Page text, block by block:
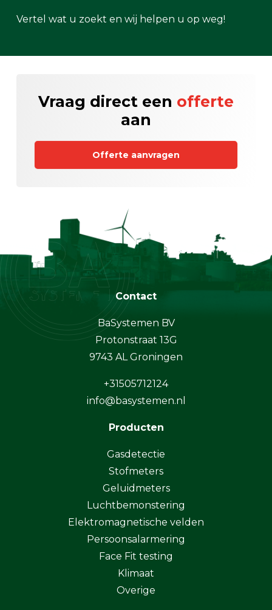
Vertel wat u zoekt en wij helpen u op weg!
Vraag direct een offerte
aan
Offerte aanvragen
Contact
BaSystemen BV
Protonstraat 13G
9743 AL Groningen
+31505712124
info@basystemen.nl
Producten
Gasdetectie
Stofmeters
Geluidmeters
Luchtbemonstering
Elektromagnetische velden
Persoonsalarmering
Face Fit testing
Klimaat
Overige